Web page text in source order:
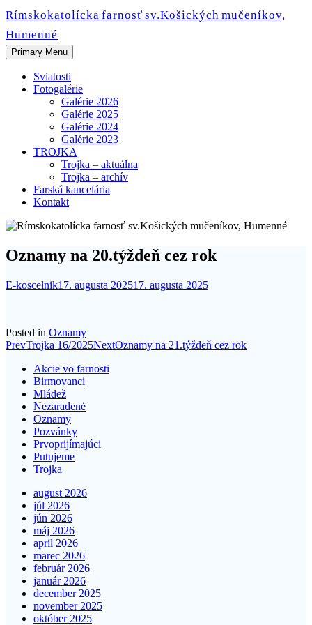
Skip
to
content
Rímskokatolícka farnosť sv.Košických mučeníkov,
Humenné
Primary Menu
Sviatosti
Fotogalérie
Galérie 2026
Galérie 2025
Galérie 2024
Galérie 2023
TROJKA
Trojka – aktuálna
Trojka – archív
Farská kancelária
Kontakt
Oznamy na 20.týždeň cez rok
E-koscelnik17. augusta 202517. augusta 2025
Posted in Oznamy
Post
navigation
PrevTrojka 16/2025NextOznamy na 21.týždeň cez rok
Akcie vo farnosti
Birmovanci
Mládež
Nezaradené
Oznamy
Pozvánky
Prvoprijímajúci
Putujeme
Trojka
august 2026
júl 2026
jún 2026
máj 2026
apríl 2026
marec 2026
február 2026
január 2026
december 2025
november 2025
október 2025